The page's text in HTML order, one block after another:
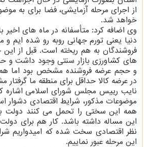
از اجرای مرحله آزمایشی، فضا برای به
خواهد شد.
وی اضافه کرد: متأسفانه در ماه های
دنیا یعنی تورم جهانی روبه رو شده ایم و
فروشندگان به هم ریخته است. قبل از
های کشاورزی بازار سنتی وجود داشت و
و حجم عرضه فروشنده مشخص بود اما هم
در عرضه کالا حداقل برای منطقه ما
نایب رییس مجلس شورای اسلامی اشاره
موضوعات مذکور، شرایط اقتصادی دشوار
همه این سختی را تحمل می کنند دولت
این مساله داشته باشد. کار هم برای
نظر اقتصادی سخت شده که امیدواریم
این مرحله عبور نماییم.